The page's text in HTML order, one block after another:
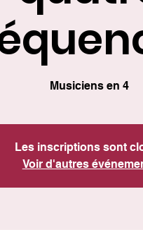
Musiciens en 4
Les inscriptions sont
Voir d'autres